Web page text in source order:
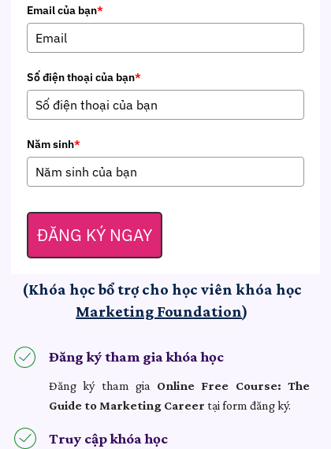
Email của bạn*
Số điện thoại của bạn*
Năm sinh*
ĐĂNG KÝ NGAY
Đăng ký tham gia khóa học
Đăng ký tham gia Online Free Course: The
Guide to Marketing Career tại form đăng ký.
Truy cập khóa học
(Khóa học bổ trợ cho học viên khóa học
Marketing Foundation)